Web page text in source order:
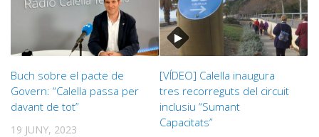
Buch sobre el pacte de
Govern: “Calella passa per
davant de tot”
19 JUNY, 2023
[VÍDEO] Calella inaugura
tres recorreguts del circuit
inclusiu “Sumant
Capacitats”